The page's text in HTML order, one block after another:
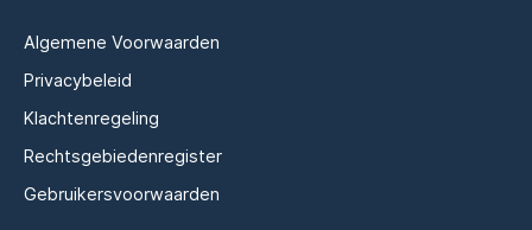
Algemene Voorwaarden
Privacybeleid
Klachtenregeling
Rechtsgebiedenregister
Gebruikersvoorwaarden